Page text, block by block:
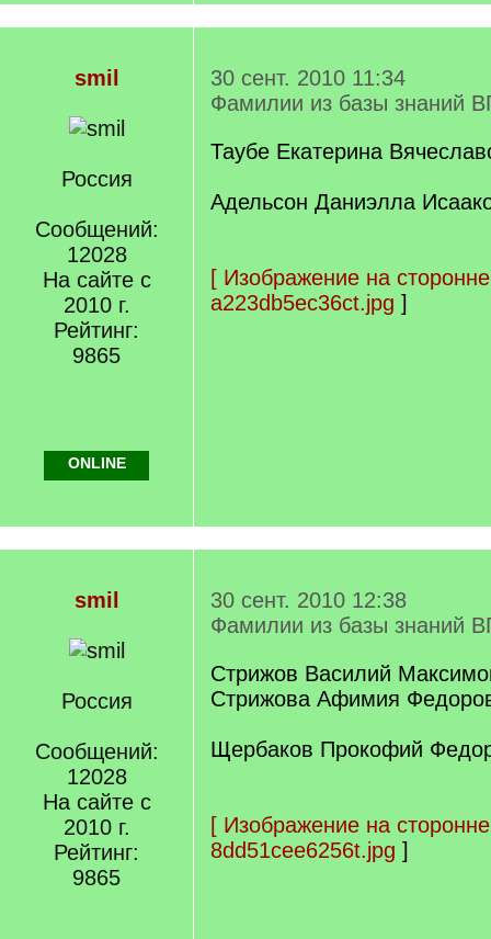
smil
Россия
Сообщений:
12028
На сайте с
2010 г.
Рейтинг:
9865
30 сент. 2010 11:34
Фамилии из базы знаний
Таубе Екатерина
Адельсон Даниэлла
[ Изображение на
a223db5ec36ct.jpg ]
ONLINE
smil
Россия
Сообщений:
12028
На сайте с
2010 г.
Рейтинг:
9865
30 сент. 2010 12:38
Фамилии из базы знаний
Стрижов Василий
Стрижова Афимия
Щербаков Прокофий
[ Изображение на
8dd51cee6256t.jpg ]